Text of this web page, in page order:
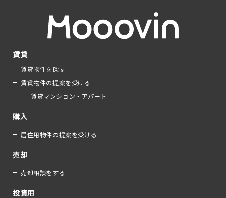
賃貸
賃貸物件を探す
賃貸物件の提案を受ける
賃貸マンション・アパート
購入
居住用物件の提案を受ける
売却
売却相談をする
投資用